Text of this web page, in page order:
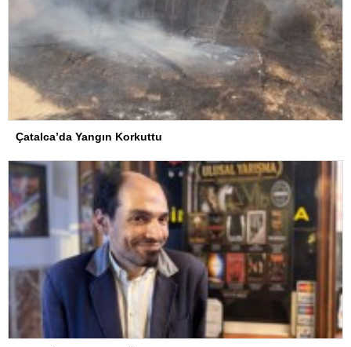
Çatalca’da Yangın Korkuttu